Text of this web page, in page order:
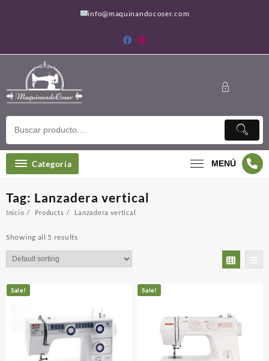
info@maquinandocoser.com
Categoría MENÚ
Tag: Lanzadera vertical
Inicio Products Lanzadera vertical
Showing all 5 results
Sale! Sale!